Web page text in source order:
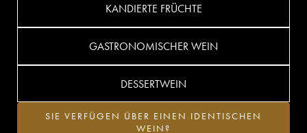
KANDIERTE FRÜCHTE
GASTRONOMISCHER WEIN
DESSERTWEIN
SIE VERFÜGEN ÜBER EINEN IDENTISCHEN
WEIN?